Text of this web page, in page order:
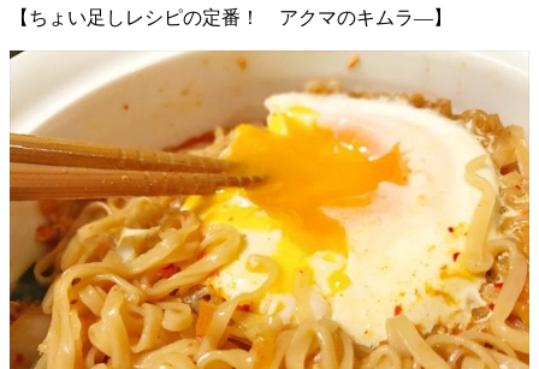
【ちょい足しレシピの定番！ アクマのキムラ―】